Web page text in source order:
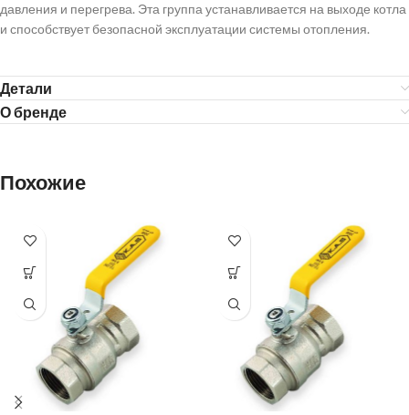
давления и перегрева. Эта группа устанавливается на выходе котла
и способствует безопасной эксплуатации системы отопления.
Детали
О бренде
Похожие